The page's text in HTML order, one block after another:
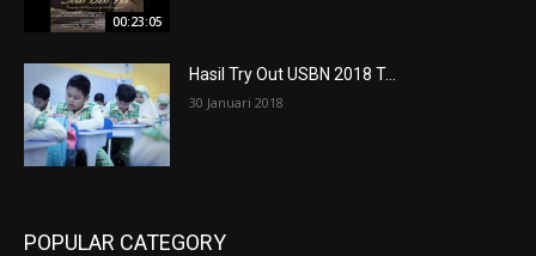
00:23:05
Hasil Try Out USBN 2018 T...
30 Januari 2018
POPULAR CATEGORY